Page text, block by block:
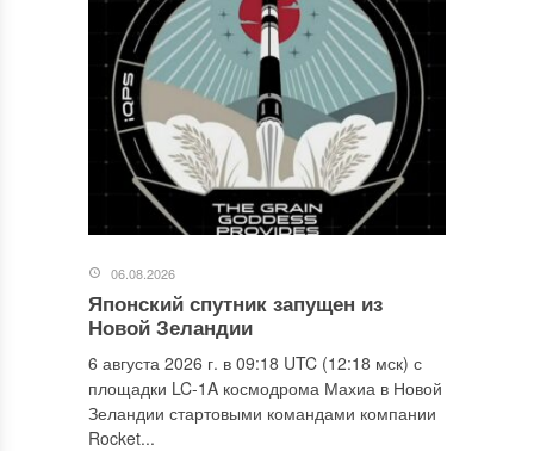
06.08.2026
Японский спутник запущен из
Новой Зеландии
6 августа 2026 г. в 09:18 UTC (12:18 мск) с
площадки LC-1A космодрома Махиа в Новой
Зеландии стартовыми командами компании
Rocket...